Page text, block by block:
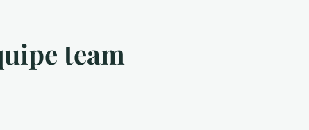
team